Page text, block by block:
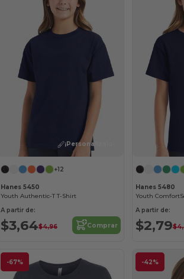
¡Personalízalo!
+12
Hanes 5450
Youth Authentic-T T-Shirt
A partir de:
$3,64$4,96 Comprar
Hanes 5480
A partir de:
$2,79
-67% -42%